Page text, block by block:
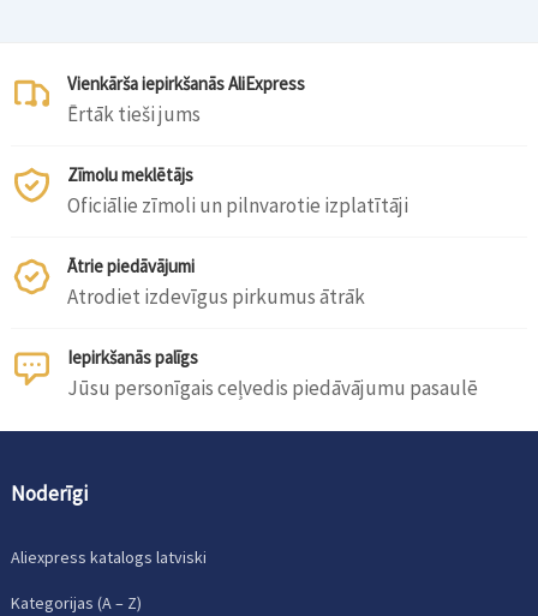
Vienkārša iepirkšanās AliExpress
Ērtāk tieši jums
Zīmolu meklētājs
Oficiālie zīmoli un pilnvarotie izplatītāji
Ātrie piedāvājumi
Atrodiet izdevīgus pirkumus ātrāk
Iepirkšanās palīgs
Jūsu personīgais ceļvedis piedāvājumu pasaulē
Noderīgi
Aliexpress katalogs latviski
Kategorijas (A – Z)